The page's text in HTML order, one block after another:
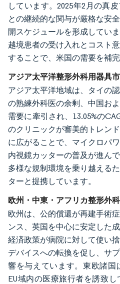
しています。2025年2月の真
との継続的な関与が厳格な安
開スケジュールを形成してい
越境患者の受け入れとコスト
することで、米国の需要を補完
アジア太平洋整形外科用器具
アジア太平洋地域は、タイの
の熟練外科医の余剰、中国お
需要に牽引され、13.05%の
のクリニックが審美的トレン
に広がることで、マイクロパ
内視鏡カッターの普及が進ん
多様な規制環境を乗り越える
ターと提携しています。
欧州・中東・アフリカ整形外
欧州は、公的償還が再建手術
ンス、英国を中心に安定した
経済政策が病院に対して使い
デバイスへの転換を促し、サ
響を与えています。東欧諸国
EU域内の医療旅行者を誘致